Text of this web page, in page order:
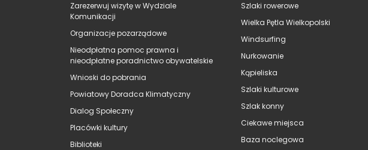
Zarezerwuj wizytę w Wydziale
Komunikacji
Organizacje pozarządowe
Nieodpłatna pomoc prawna i
nieodpłatne poradnictwo obywatelskie
Wnioski do pobrania
Powiatowy Doradca Klimatyczny
Dialog Społeczny
Placówki kultury
Biblioteki
Szlaki rowerowe
Wielka Pętla Wielkopolski
Windsurfing
Nurkowanie
Kąpieliska
Szlaki kulturowe
Szlak konny
Ciekawe miejsca
Baza noclegowa